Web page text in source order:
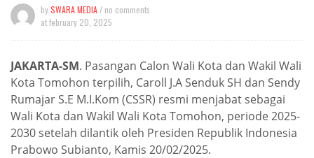
bySWARA MEDIA / no comments
atfebruary 20, 2025
JAKARTA-SM. Pasangan Calon Wali Kota dan Wakil Wali
Kota Tomohon terpilih, Caroll J.A Senduk SH dan Sendy
Rumajar S.E M.I.Kom (CSSR) resmi menjabat sebagai
Wali Kota dan Wakil Wali Kota Tomohon, periode 2025-
2030 setelah dilantik oleh Presiden Republik Indonesia
Prabowo Subianto, Kamis 20/02/2025.